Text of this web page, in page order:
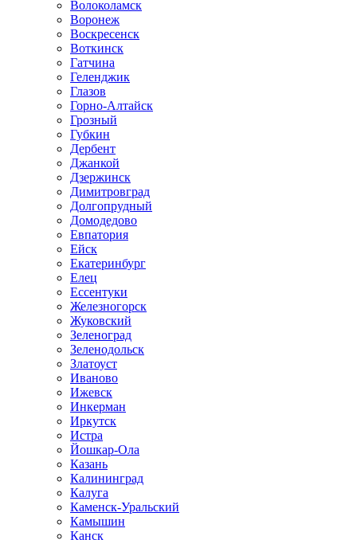
Волоколамск
Воронеж
Воскресенск
Воткинск
Гатчина
Геленджик
Глазов
Горно-Алтайск
Грозный
Губкин
Дербент
Джанкой
Дзержинск
Димитровград
Долгопрудный
Домодедово
Евпатория
Ейск
Екатеринбург
Елец
Ессентуки
Железногорск
Жуковский
Зеленоград
Зеленодольск
Златоуст
Иваново
Ижевск
Инкерман
Иркутск
Истра
Йошкар-Ола
Казань
Калининград
Калуга
Каменск-Уральский
Камышин
Канск